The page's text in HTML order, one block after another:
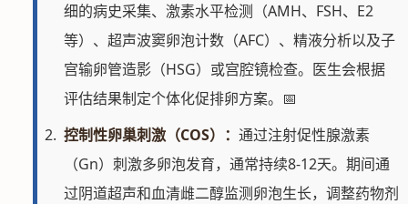
细的病史采集、激素水平检测（AMH、FSH、E2
等）、超声波窦卵泡计数（AFC）、精液分析以及子
宫输卵管造影（HSG）或宫腔镜检查。医生会根据
评估结果制定个体化促排卵方案。📅
控制性卵巢刺激（COS）： 通过注射促性腺激素
（Gn）刺激多卵泡发育，通常持续8-12天。期间通
过阴道超声和血清雌二醇监测卵泡生长，调整药物剂